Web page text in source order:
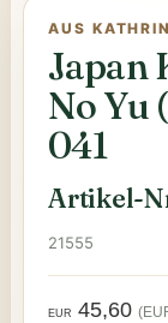
AUS
Japan
No Yu
041
Artikel-
21555
EUR 45,60